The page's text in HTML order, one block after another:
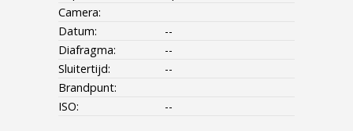
Camera:
Datum:
--
Diafragma:
--
Sluitertijd:
--
Brandpunt:
ISO:
--